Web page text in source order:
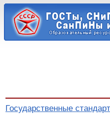
Государственные